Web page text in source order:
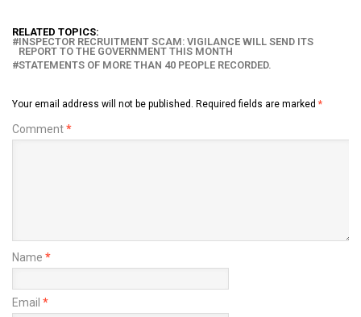
RELATED TOPICS:
INSPECTOR RECRUITMENT SCAM: VIGILANCE WILL SEND ITS
REPORT TO THE GOVERNMENT THIS MONTH
STATEMENTS OF MORE THAN 40 PEOPLE RECORDED.
Your email address will not be published. Required fields are marked *
Comment*
Name *
Email *